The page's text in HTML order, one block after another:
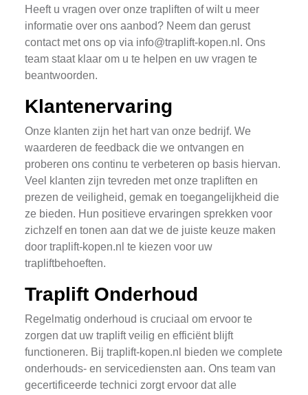
Heeft u vragen over onze trapliften of wilt u meer
informatie over ons aanbod? Neem dan gerust
contact met ons op via info@traplift-kopen.nl . Ons
team staat klaar om u te helpen en uw vragen te
beantwoorden.
Klantenervaring
Onze klanten zijn het hart van onze bedrijf. We
waarderen de feedback die we ontvangen en
proberen ons continu te verbeteren op basis hiervan.
Veel klanten zijn tevreden met onze trapliften en
prezen de veiligheid, gemak en toegangelijkheid die
ze bieden. Hun positieve ervaringen sprekken voor
zichzelf en tonen aan dat we de juiste keuze maken
door traplift-kopen.nl te kiezen voor uw
trapliftbehoeften.
Traplift Onderhoud
Regelmatig onderhoud is cruciaal om ervoor te
zorgen dat uw traplift veilig en efficiënt blijft
functioneren. Bij traplift-kopen.nl bieden we complete
onderhouds- en servicediensten aan. Ons team van
gecertificeerde technici zorgt ervoor dat alle